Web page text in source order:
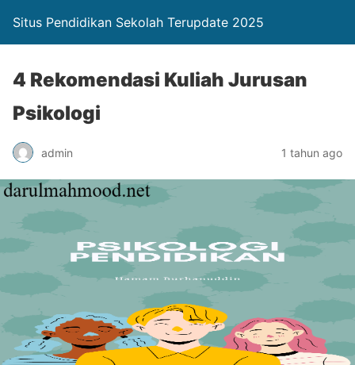
Situs Pendidikan Sekolah Terupdate 2025
4 Rekomendasi Kuliah Jurusan
Psikologi
admin 1 tahun ago